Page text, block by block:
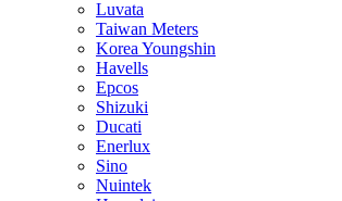
Luvata
Taiwan Meters
Korea Youngshin
Havells
Epcos
Shizuki
Ducati
Enerlux
Sino
Nuintek